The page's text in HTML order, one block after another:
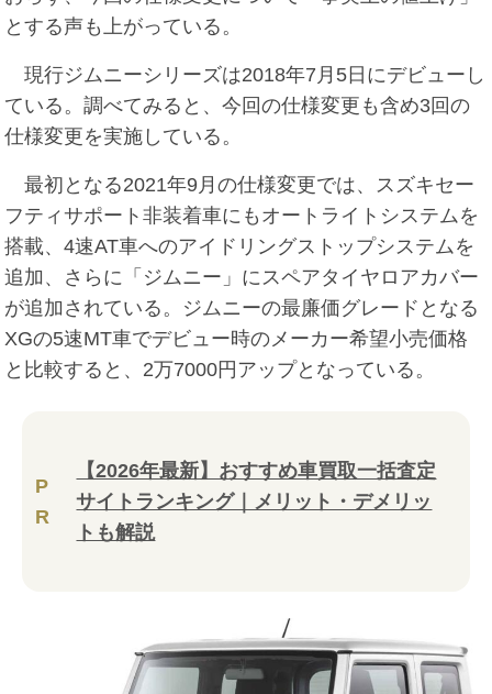
とする声も上がっている。
現行ジムニーシリーズは2018年7月5日にデビューし
ている。調べてみると、今回の仕様変更も含め3回の
仕様変更を実施している。
最初となる2021年9月の仕様変更では、スズキセー
フティサポート非装着車にもオートライトシステムを
搭載、4速AT車へのアイドリングストップシステムを
追加、さらに「ジムニー」にスペアタイヤロアカバー
が追加されている。ジムニーの最廉価グレードとなる
XGの5速MT車でデビュー時のメーカー希望小売価格
と比較すると、2万7000円アップとなっている。
P
R
【2026年最新】おすすめ車買取一括査定
サイトランキング｜メリット・デメリッ
トも解説